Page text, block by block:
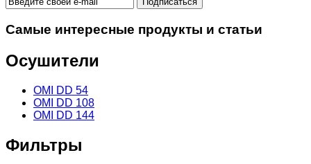
Самые интересные продукты и статьи
Осушители
OMI DD 54
OMI DD 108
OMI DD 144
Фильтры